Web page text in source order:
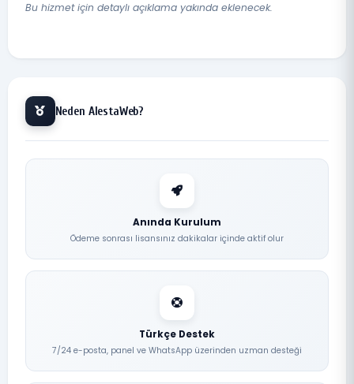
Bu hizmet için detaylı açıklama yakında eklenecek.
Neden AlestaWeb?
Anında Kurulum
Ödeme sonrası lisansınız dakikalar içinde aktif olur
Türkçe Destek
7/24 e-posta, panel ve WhatsApp üzerinden uzman desteği